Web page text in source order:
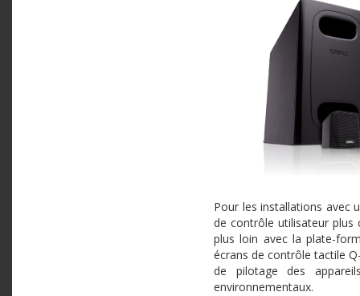
Pour les installations avec
de contrôle utilisateur plus
plus loin avec la plate-
écrans de contrôle tactile
de pilotage des
environnementaux.